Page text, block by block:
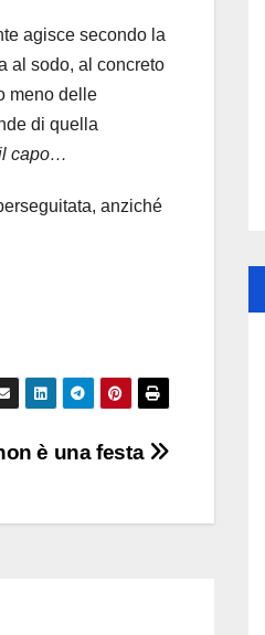
agisce secondo la
al sodo, al concreto
meno delle
di quella
capo…
anziché
è una festa